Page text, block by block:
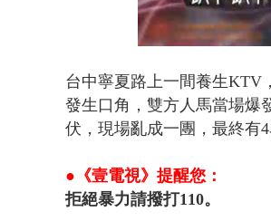
Unmute
台中寧夏路上一間養生KTV
發生口角，雙方人馬當場爆
伏，現場亂成一團，最終有
●《壹電視》提醒您：
拒絕暴力請撥打110。